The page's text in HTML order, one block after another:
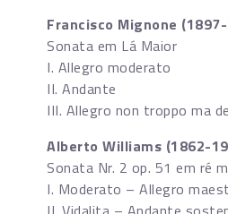
Francisco Mignone
Sonata em Lá Maior
I. Allegro moderato
II. Andante
III. Allegro non troppo ma
Alberto Williams (1862-
Sonata Nr. 2 op. 51 em ré
I. Moderato – Allegro